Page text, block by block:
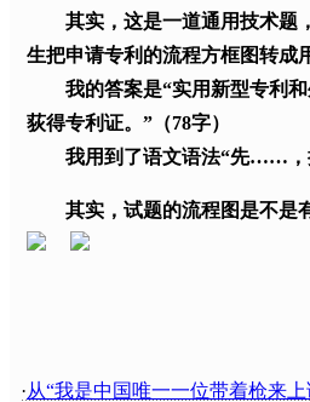
其实，这是一道通用技术题，
生把申请专利的流程方框图转成
我的答案是“实用新型专利和
荻得专利证。”（78字）
我用到了语文语法“先……，
其实，试题的流程图是不是有
·从“我是中国唯一一位带着枪来